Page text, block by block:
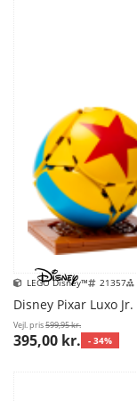
LEGO Disney™ 21357
Disney Pixar Luxo Jr.
Vejl. pris599,95 kr.
395,00 kr. - 34%